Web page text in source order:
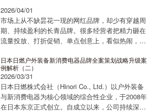
2026/04/01
市场上从不缺昙花一现的网红品牌，却少有穿越周
期、持续盈利的长青品牌。很多经营者把精力砸在
流量投放、打折促销、单点创意上，看似热闹，却
高、越做越轻松的品牌，都在默默做对同一件事
—...
日本日燃户外装备新消费电器品牌全案策划战略升级案
例解析（二）
2026/03/31
日本日燃株式会社（Hinori Co., Ltd.）以户外装备
与新消费电器为核心领域的综合性企业，于2008年
在日本东京正式创立。自成立以来，公司持续深耕